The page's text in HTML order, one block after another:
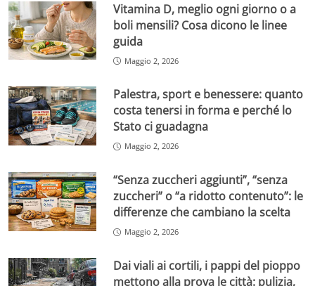
Vitamina D, meglio ogni giorno o a
boli mensili? Cosa dicono le linee
guida
Maggio 2, 2026
Palestra, sport e benessere: quanto
costa tenersi in forma e perché lo
Stato ci guadagna
Maggio 2, 2026
“Senza zuccheri aggiunti”, “senza
zuccheri” o “a ridotto contenuto”: le
differenze che cambiano la scelta
Maggio 2, 2026
Dai viali ai cortili, i pappi del pioppo
mettono alla prova le città: pulizia,